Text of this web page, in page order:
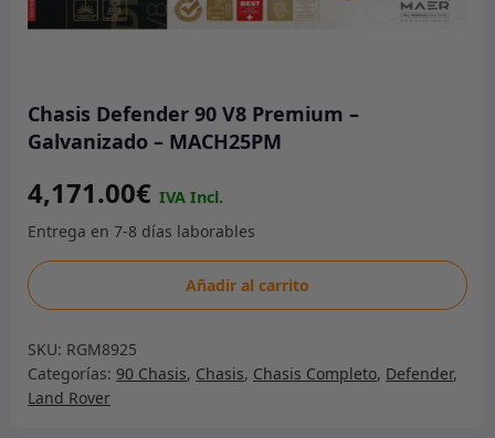
Chasis Defender 90 V8 Premium –
Galvanizado – MACH25PM
4,171.00€
Chasis
Defender
V8
Premium
-
Añadir al carrito
SKU: RGM8925
Categorías: 90 Chasis, Chasis, Chasis Completo, Defender,
Land Rover